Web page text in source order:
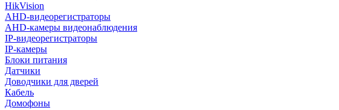
HikVision
AHD-видеорегистраторы
AHD-камеры видеонаблюдения
IP-видеорегистраторы
IP-камеры
Блоки питания
Датчики
Доводчики для дверей
Кабель
Домофоны